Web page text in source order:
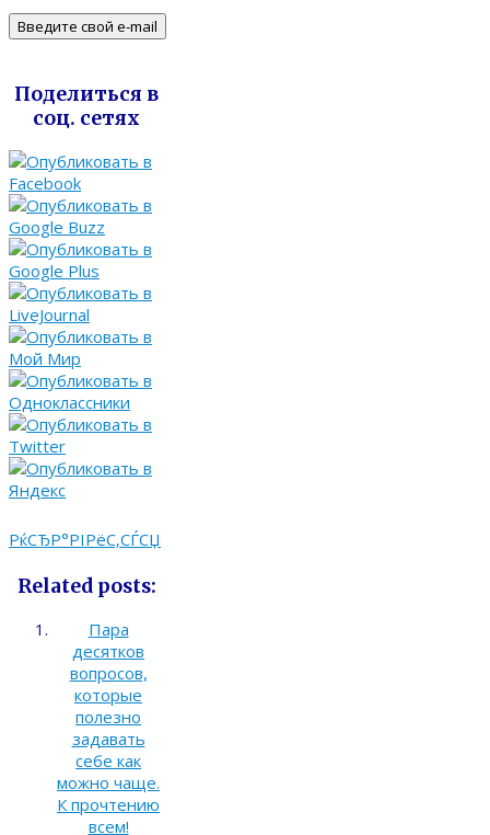
Поделиться в
соц. сетях
РќСЂР°РІРёС‚СЃСЏ
Related posts:
Пара
десятков
вопросов,
которые
полезно
задавать
себе как
можно чаще.
К прочтению
всем!